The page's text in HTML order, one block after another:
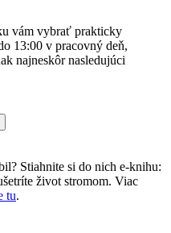
vám vybrať prakticky
13:00 v pracovný deň,
najneskôr nasledujúci
Stiahnite si do nich e-knihu:
život stromom. Viac
tu.